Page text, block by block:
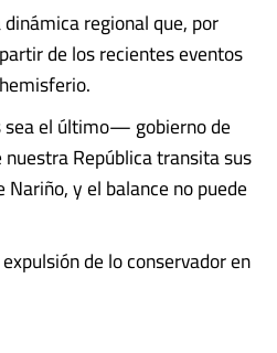
regional que, por
de los recientes eventos
el último— gobierno de
República transita sus
y el balance no puede
de lo conservador en